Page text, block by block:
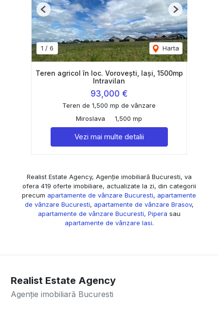
1 / 6 Harta
Previous Next
Teren agricol în loc. Vorovești, Iași, 1500mp
Intravilan
93,000 €
Teren de 1,500 mp de vânzare
Miroslava
1,500 mp
Vezi mai multe detalii
Realist Estate Agency, Agenție imobiliară Bucuresti, va
ofera 419 oferte imobiliare, actualizate la zi, din categorii
precum apartamente de vânzare Bucuresti, apartamente
de vânzare Bucuresti, apartamente de vânzare Brasov,
apartamente de vânzare Bucuresti, Pipera sau
apartamente de vânzare Iasi.
Realist Estate Agency
Agenție imobiliară Bucuresti